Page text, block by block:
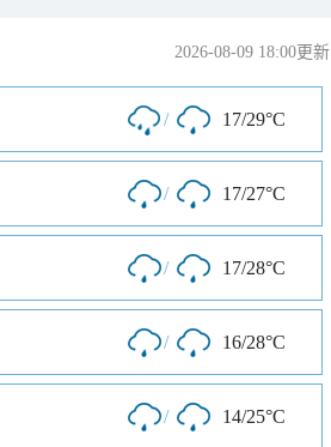
2026-08-09 18:00更新
/ 17/29°C
/ 17/27°C
/ 17/28°C
/ 16/28°C
/ 14/25°C